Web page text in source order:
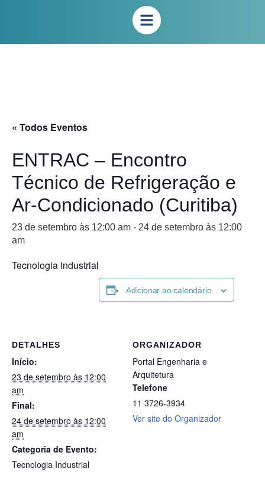
« Todos Eventos
ENTRAC – Encontro
Técnico de Refrigeração e
Ar-Condicionado (Curitiba)
23 de setembro às 12:00 am - 24 de setembro às 12:00
am
Tecnologia Industrial
Adicionar ao calendário
DETALHES
Início:
23 de setembro às 12:00
am
Final:
24 de setembro às 12:00
am
Categoria de Evento:
Tecnologia Industrial
ORGANIZADOR
Portal Engenharia e
Arquitetura
Telefone
11 3726-3934
Ver site do Organizador